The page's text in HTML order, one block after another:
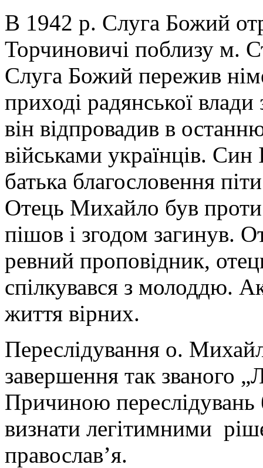
В 1942 р. Слуга Божий
Торчиновичі поблизу м.
Слуга Божий пережив
приході радянської
він відпровадив в
військами українців. Син
батька благословення
Отець Михайло був проти
пішов і згодом загинув.
ревний проповідник,
спілкувався з молоддю.
життя вірних.
Переслідування о.
завершення так званого
Причиною переслідувань
визнати легітимними
православ’я.